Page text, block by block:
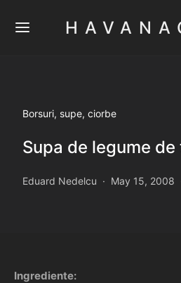
Borsuri, supe, ciorbe
Supa de legume de
Eduard Nedelcu May 15, 2008
Ingrediente: